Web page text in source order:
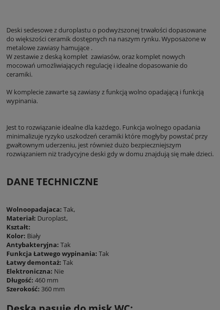
Deski sedesowe z duroplastu o podwyższonej trwałości dopasowane
do większości ceramik dostępnych na naszym rynku. Wyposażone w
metalowe zawiasy hamujące .
W zestawie z deską komplet zawiasów, oraz komplet nowych
mocowań umożliwiających regulację i idealne dopasowanie do
ceramiki.
W komplecie zawarte są zawiasy z funkcją wolno opadającą i funkcją
wypinania.
Jest to rozwiązanie idealne dla każdego. Funkcja wolnego opadania
minimalizuje ryzyko uszkodzeń ceramiki które mogłyby powstać przy
gwałtownym uderzeniu, jest również dużo bezpieczniejszym
rozwiązaniem niż tradycyjne deski gdy w domu znajdują się małe dzieci.
DANE TECHNICZNE
Wolnoopadajaca: Tak,
Materiał: Duroplast,
Kształt:
Kolor: Biały
Antybakteryjna: Tak
Funkcja Łatwego wypinania: Tak
Łatwy demontaż: Tak
Elektroniczna: Nie
Długość: 460 mm
Szerokość: 360 mm